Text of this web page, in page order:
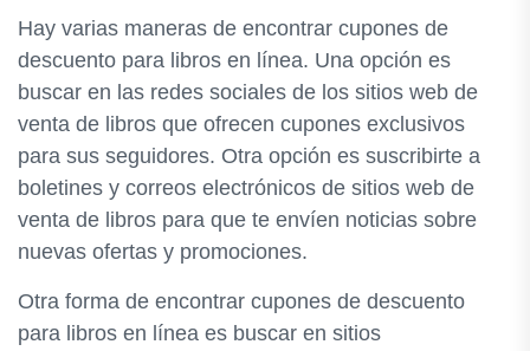
Hay varias maneras de encontrar cupones de
descuento para libros en línea. Una opción es
buscar en las redes sociales de los sitios web de
venta de libros que ofrecen cupones exclusivos
para sus seguidores. Otra opción es suscribirte a
boletines y correos electrónicos de sitios web de
venta de libros para que te envíen noticias sobre
nuevas ofertas y promociones.
Otra forma de encontrar cupones de descuento
para libros en línea es buscar en sitios